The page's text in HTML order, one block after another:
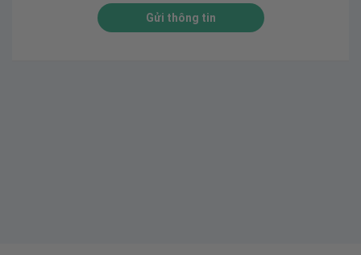
Gửi thông tin